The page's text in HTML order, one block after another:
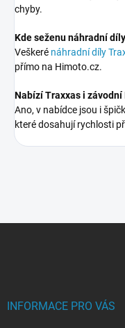
chyby.
Kde seženu náhradní
Veškeré náhradní díly
přímo na Himoto.cz.
Nabízí Traxxas i závodní
Ano, v nabídce jsou i
které dosahují rychlosti
INFORMACE PRO VÁS